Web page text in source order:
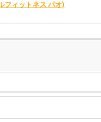
フィットネス パオ)